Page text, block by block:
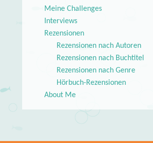
Meine Challenges
Interviews
Rezensionen
Rezensionen nach Autoren
Rezensionen nach Buchtitel
Rezensionen nach Genre
Hörbuch-Rezensionen
About Me